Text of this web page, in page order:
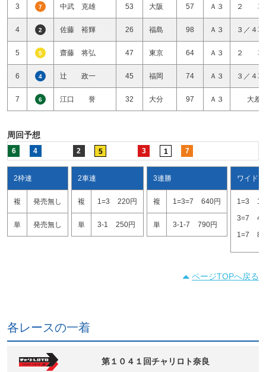
3 7 中武 克雄 53 大阪 57 Ａ３ ２ 車
4 2 佐藤 裕輝 26 福島 98 Ａ３ ３／４
5 5 齋藤 将弘 47 東京 64 Ａ３ ２ 車
6 4 辻 政一 45 福岡 74 Ａ３ ３／４
7 6 江口 誉 32 大分 97 Ａ３ 大差
周回予想
6 4 2 5 3 1 7
2枠連
複 発売無し
単 発売無し
2車連
複 1=3 220円
単 3-1 250円
3連勝
複 1=3=7 640円
単 3-1-7 790円
ワイド
1=3
3=7
1=7
ページTOPへ戻る
各レースの一着
第１０４１回チャリロト奈良